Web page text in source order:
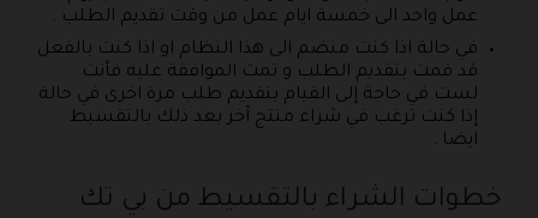
عمل واحد الى خمسة ايام عمل من وقت تقديم الطلب .
في حالة اذا كنت منضم الى هذا النظام او اذا كنت بالفعل
قد قمت بتقديم الطلب و تمت الموافقة عليه فأنت
لست في حاجة إلى القيام بتقديم طلب مرة اخرى في حالة
إذا كنت ترغب في شراء منتج آخر بعد ذلك بالتقسيط
ايضا .
خطوات الشراء بالتقسيط من بي تك